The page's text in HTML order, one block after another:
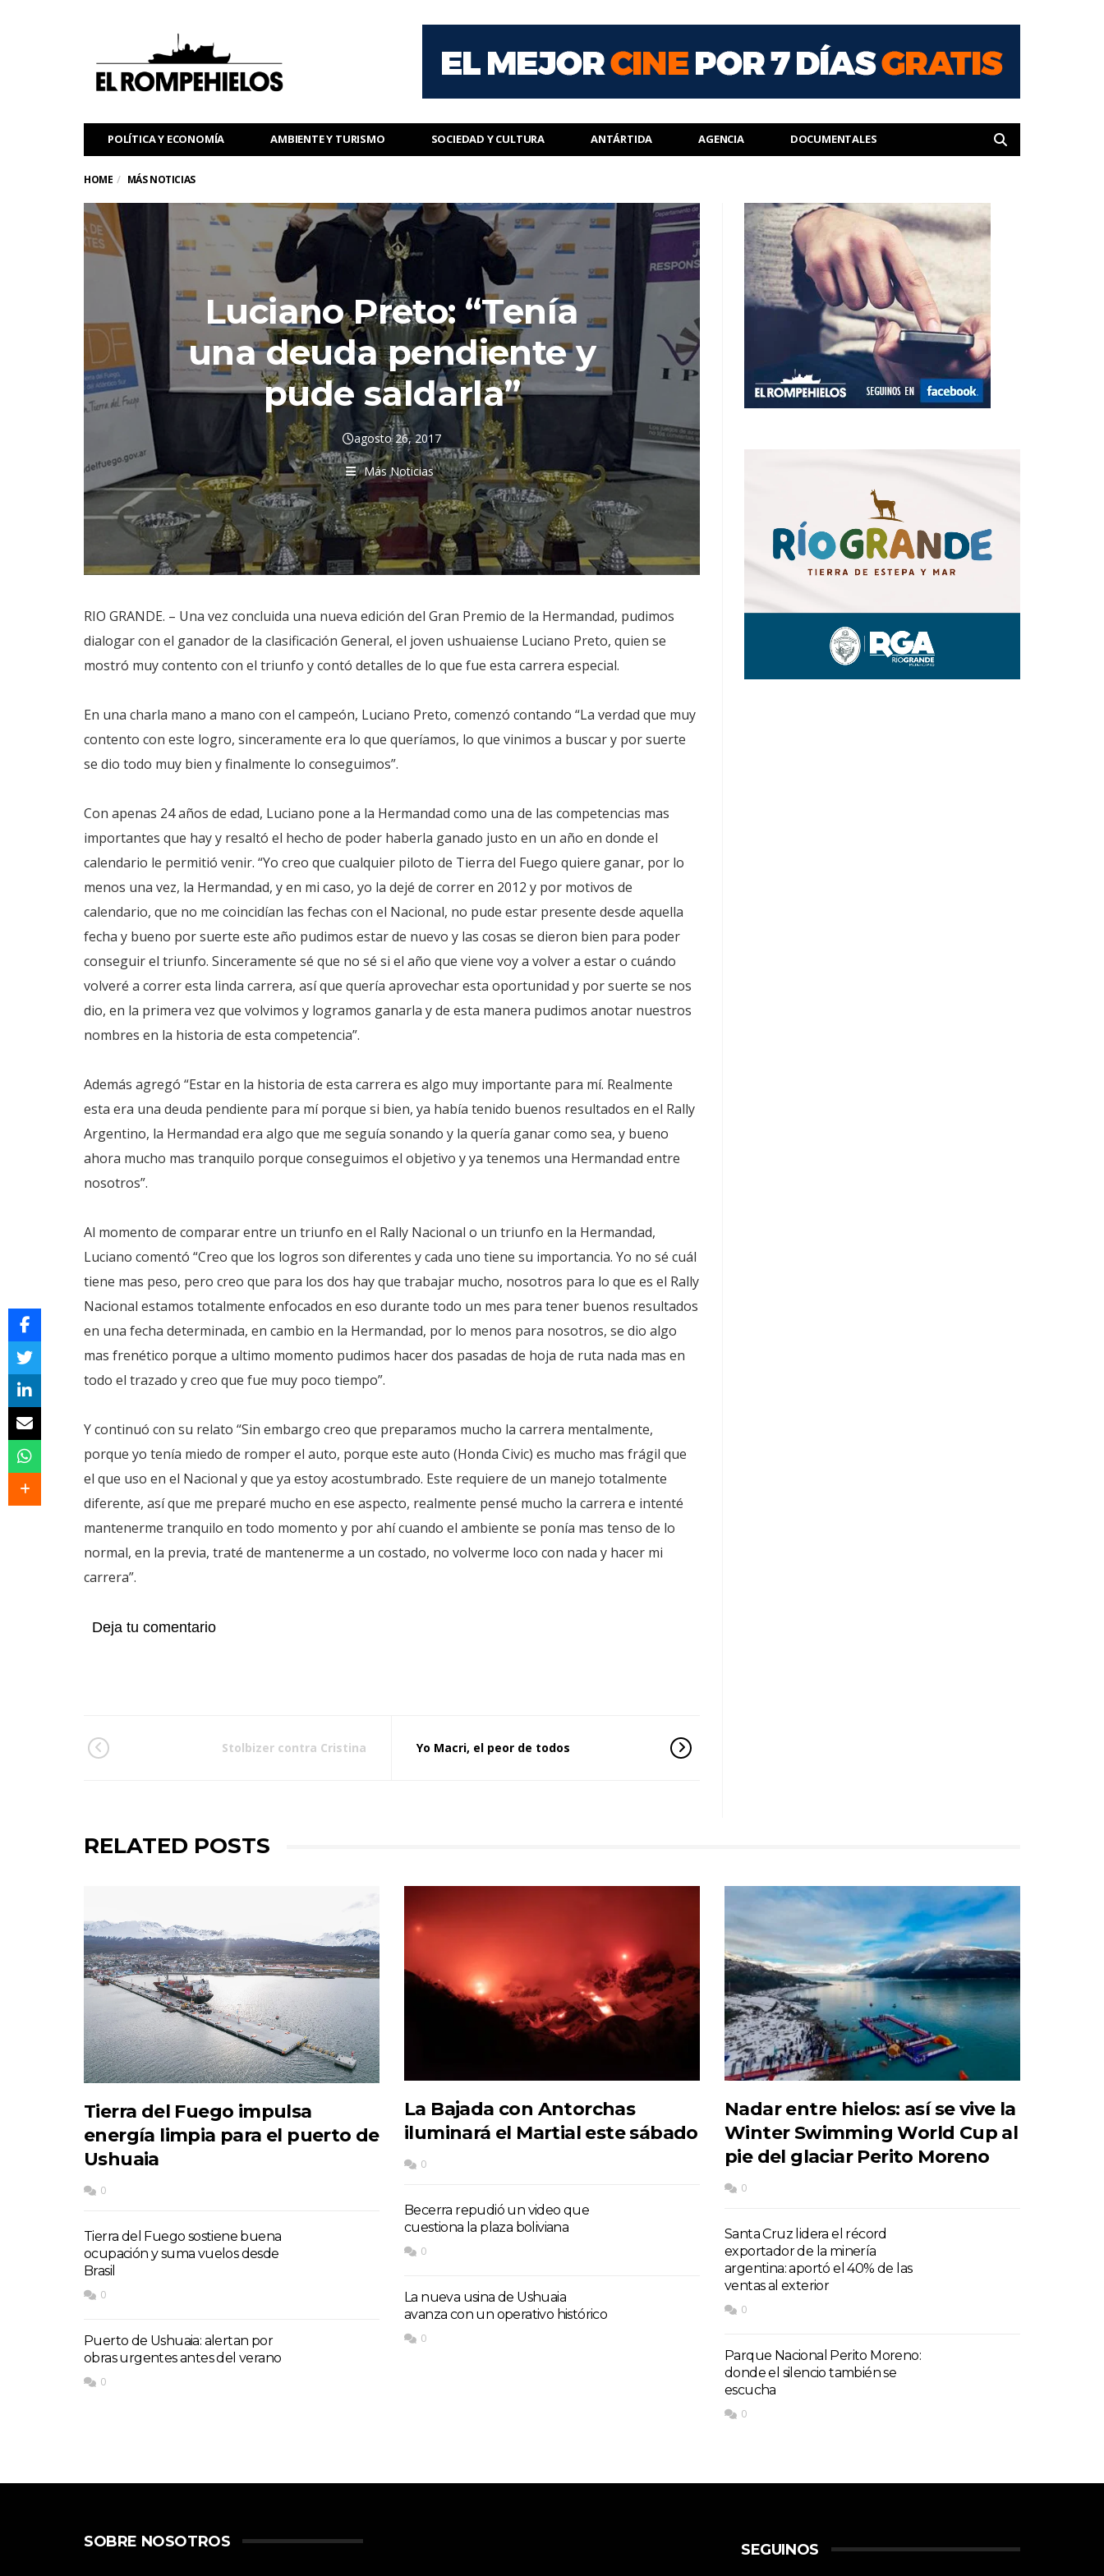
POLÍTICA Y ECONOMÍA AMBIENTE Y TURISMO SOCIEDAD Y CULTURA ANTÁRTIDA AGENCIA DOCUMENTALES
HOME MÁS NOTICIAS
Luciano Preto: “Tenía
una deuda pendiente y
pude saldarla”
agosto 26, 2017
Más Noticias
RIO GRANDE. – Una vez concluida una nueva edición del Gran Premio de la Hermandad, pudimos
dialogar con el ganador de la clasificación General, el joven ushuaiense Luciano Preto, quien se
mostró muy contento con el triunfo y contó detalles de lo que fue esta carrera especial.
En una charla mano a mano con el campeón, Luciano Preto, comenzó contando “La verdad que muy
contento con este logro, sinceramente era lo que queríamos, lo que vinimos a buscar y por suerte
se dio todo muy bien y finalmente lo conseguimos”.
Con apenas 24 años de edad, Luciano pone a la Hermandad como una de las competencias mas
importantes que hay y resaltó el hecho de poder haberla ganado justo en un año en donde el
calendario le permitió venir. “Yo creo que cualquier piloto de Tierra del Fuego quiere ganar, por lo
menos una vez, la Hermandad, y en mi caso, yo la dejé de correr en 2012 y por motivos de
calendario, que no me coincidían las fechas con el Nacional, no pude estar presente desde aquella
fecha y bueno por suerte este año pudimos estar de nuevo y las cosas se dieron bien para poder
conseguir el triunfo. Sinceramente sé que no sé si el año que viene voy a volver a estar o cuándo
volveré a correr esta linda carrera, así que quería aprovechar esta oportunidad y por suerte se nos
dio, en la primera vez que volvimos y logramos ganarla y de esta manera pudimos anotar nuestros
nombres en la historia de esta competencia”.
Además agregó “Estar en la historia de esta carrera es algo muy importante para mí. Realmente
esta era una deuda pendiente para mí porque si bien, ya había tenido buenos resultados en el Rally
Argentino, la Hermandad era algo que me seguía sonando y la quería ganar como sea, y bueno
ahora mucho mas tranquilo porque conseguimos el objetivo y ya tenemos una Hermandad entre
nosotros”.
Al momento de comparar entre un triunfo en el Rally Nacional o un triunfo en la Hermandad,
Luciano comentó “Creo que los logros son diferentes y cada uno tiene su importancia. Yo no sé cuál
tiene mas peso, pero creo que para los dos hay que trabajar mucho, nosotros para lo que es el Rally
Nacional estamos totalmente enfocados en eso durante todo un mes para tener buenos resultados
en una fecha determinada, en cambio en la Hermandad, por lo menos para nosotros, se dio algo
mas frenético porque a ultimo momento pudimos hacer dos pasadas de hoja de ruta nada mas en
todo el trazado y creo que fue muy poco tiempo”.
Y continuó con su relato “Sin embargo creo que preparamos mucho la carrera mentalmente,
porque yo tenía miedo de romper el auto, porque este auto (Honda Civic) es mucho mas frágil que
el que uso en el Nacional y que ya estoy acostumbrado. Este requiere de un manejo totalmente
diferente, así que me preparé mucho en ese aspecto, realmente pensé mucho la carrera e intenté
mantenerme tranquilo en todo momento y por ahí cuando el ambiente se ponía mas tenso de lo
normal, en la previa, traté de mantenerme a un costado, no volverme loco con nada y hacer mi
carrera”.
Deja tu comentario
Stolbizer contra Cristina Yo Macri, el peor de todos
RELATED POSTS
Tierra del Fuego impulsa
energía limpia para el puerto de
Ushuaia
0
Tierra del Fuego sostiene buena
ocupación y suma vuelos desde
Brasil
0
Puerto de Ushuaia: alertan por
obras urgentes antes del verano
0
La Bajada con Antorchas
iluminará el Martial este sábado
0
Becerra repudió un video que
cuestiona la plaza boliviana
0
La nueva usina de Ushuaia
avanza con un operativo histórico
0
Nadar entre hielos: así se vive la
Winter Swimming World Cup al
pie del glaciar Perito Moreno
0
Santa Cruz lidera el récord
exportador de la minería
argentina: aportó el 40% de las
ventas al exterior
0
Parque Nacional Perito Moreno:
donde el silencio también se
escucha
0
SOBRE NOSOTROS SEGUINOS